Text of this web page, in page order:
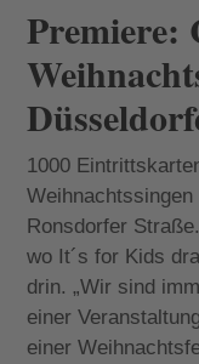
Premiere:
1000
Ronsdorfer
wo It´s for Kids
drin. „Wir sind
einer
einer